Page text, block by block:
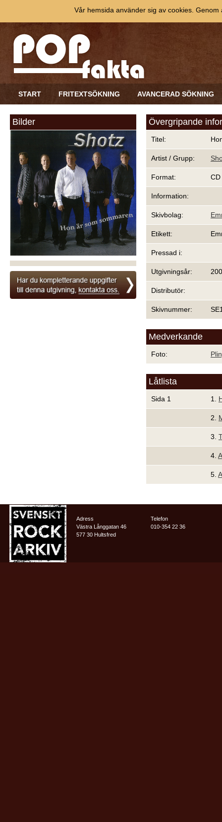
START FRITEXTSÖKNING AVANCERAD SÖKNING
Bilder Övergripande
Titel:
Artist / Grupp:
Format: CD
Information:
Skivbolag:
Etikett:
Pressad i:
Utgivningsår:
Distributör:
Skivnummer:
Medverkande
Foto:
Låtlista
Sida 1 1.
2.
3.
4.
5.
Adress
Västra Långgatan 46
577 30 Hultsfred
Telefon
010-354 22 36
Vår hemsida använder sig av cookies.